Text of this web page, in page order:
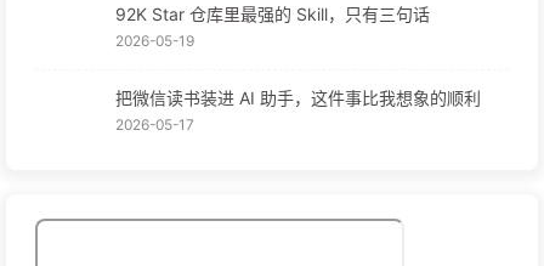
92K Star 仓库里最强的 Skill，只有三句话
2026-05-19
把微信读书装进 AI 助手，这件事比我想象的顺利
2026-05-17